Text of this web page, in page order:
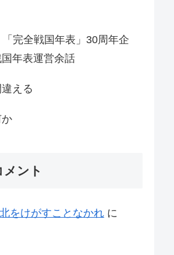
完全戦国年表」30周年企
年表運営余話
える
ント
をけがすことなかれ に